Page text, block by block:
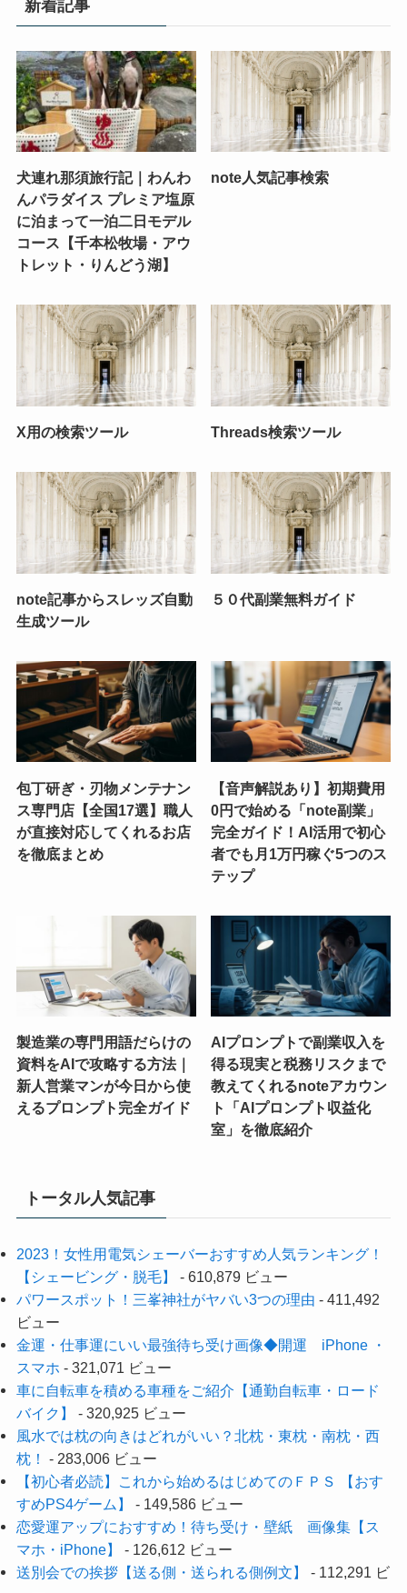
新着記事
犬連れ那須旅行記｜わんわ
んパラダイス プレミア塩原
に泊まって一泊二日モデル
コース【千本松牧場・アウ
トレット・りんどう湖】
note人気記事検索
X用の検索ツール Threads検索ツール
note記事からスレッズ自動
生成ツール
５０代副業無料ガイド
包丁研ぎ・刃物メンテナン
ス専門店【全国17選】職人
が直接対応してくれるお店
を徹底まとめ
【音声解説あり】初期費用
0円で始める「note副業」
完全ガイド！AI活用で初心
者でも月1万円稼ぐ5つのス
テップ
製造業の専門用語だらけの
資料をAIで攻略する方法｜
新人営業マンが今日から使
えるプロンプト完全ガイド
AIプロンプトで副業収入を
得る現実と税務リスクまで
教えてくれるnoteアカウン
ト「AIプロンプト収益化
室」を徹底紹介
トータル人気記事
2023！女性用電気シェーバーおすすめ人気ランキング！
【シェービング・脱毛】
- 610,879 ビュー
パワースポット！三峯神社がヤバい3つの理由 - 411,492
ビュー
金運・仕事運にいい最強待ち受け画像◆開運 iPhone ・
スマホ - 321,071 ビュー
車に自転車を積める車種をご紹介【通勤自転車・ロード
バイク】
- 320,925 ビュー
風水では枕の向きはどれがいい？北枕・東枕・南枕・西
枕！
- 283,006 ビュー
【初心者必読】これから始めるはじめてのＦＰＳ 【おす
すめPS4ゲーム】
- 149,586 ビュー
恋愛運アップにおすすめ！待ち受け・壁紙 画像集【ス
マホ・iPhone】
- 126,612 ビュー
送別会での挨拶【送る側・送られる側例文】
- 112,291 ビ